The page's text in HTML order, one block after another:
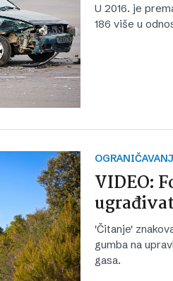
U 2016. je
186 više u
VIDEO:
'Čitanje'
gumba na
gasa.